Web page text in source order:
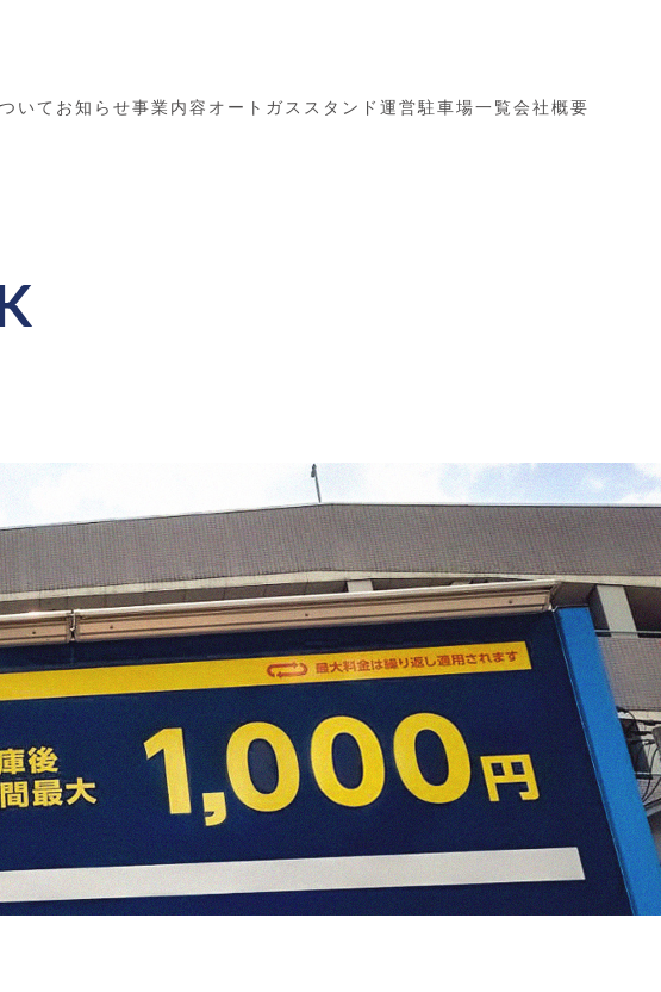
いて お知らせ事業内容 オートガススタンド 運営駐車場一覧会社概要